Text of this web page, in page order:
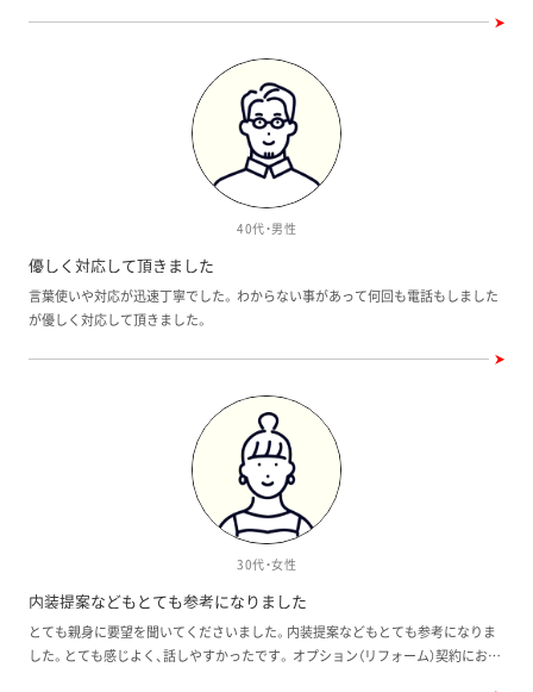
40代・男性
優しく対応して頂きました
言葉使いや対応が迅速丁寧でした。 わからない事があって何回も電話もしました
が優しく対応して頂きました。
30代・女性
内装提案などもとても参考になりました
とても親身に要望を聞いてくださいました。内装提案などもとても参考になりま
した。とても感じよく、話しやすかったです。 オプション（リフォーム）契約におい